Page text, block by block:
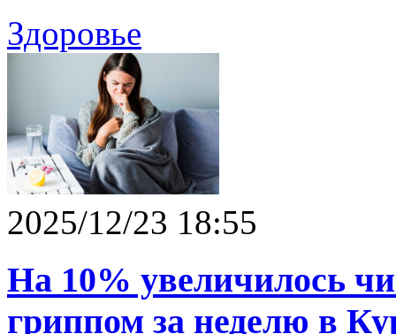
Здоровье
2025/12/23 18:55
На 10% увеличилось
гриппом за неделю в